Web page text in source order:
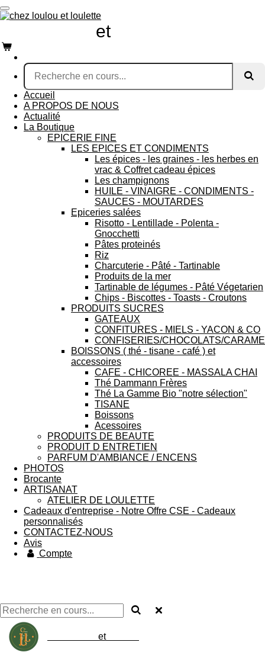
Passer
au
principal
etloulette
Accueil
A PROPOS DE NOUS
Actualité
La Boutique
EPICERIE FINE
LES EPICES ET CONDIMENTS
Les épices - les graines - les herbes en
vrac & Coffret cadeau épices
Les champignons
HUILE - VINAIGRE - CONDIMENTS -
SAUCES - MOUTARDES
Epiceries salées
Risotto - Lentillade - Polenta -
Gnocchetti
Pâtes proteinés
Riz
Charcuterie - Pâté - Tartinable
Produits de la mer
Tartinable de légumes - Pâté Végetarien
Chips - Biscottes - Toasts - Croutons
PRODUITS SUCRES
GATEAUX
CONFITURES - MIELS - YACON & CO
CONFISERIES/CHOCOLATS/
BOISSONS ( thé - tisane - café ) et
accessoires
CAFE - CHICOREE - MASSALA CHAI
Thé Dammann Frères
Thé La Gamme Bio "notre sélection"
TISANE
Boissons
Acessoires
PRODUITS DE BEAUTE
PRODUIT D ENTRETIEN
PARFUM D'AMBIANCE / ENCENS
PHOTOS
Brocante
ARTISANAT
ATELIER DE LOULETTE
Cadeaux d'entreprise - Notre Offre CSE - Cadeaux
personnalisés
CONTACTEZ-NOUS
Avis
Compte
etloulette